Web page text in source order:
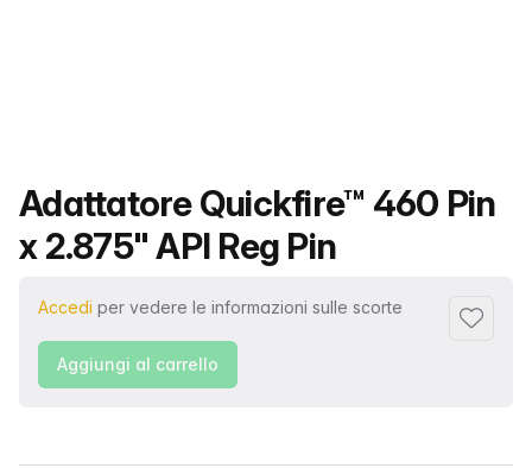
Nome del prodotto
Adattatore Quickfire™ 460 Pin
x 2.875" API Reg Pin
Accedi per vedere le informazioni sulle scorte
Aggiungi al carrello